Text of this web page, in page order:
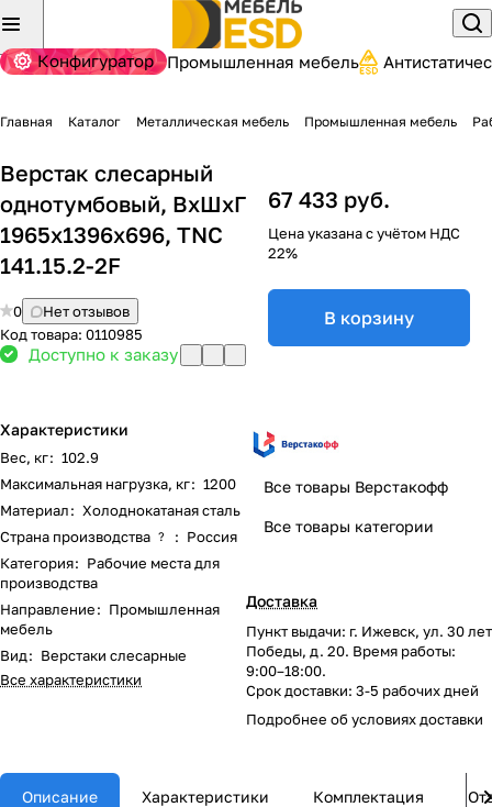
Конфигуратор Промышленная мебель
Главная Каталог Металлическая мебель Промышленная мебель
Верстак слесарный
однотумбовый, ВхШхГ
1965x1396x696, TNC
141.15.2-2F
0
Нет отзывов
Код товара: 0110985
Доступно к заказу
Характеристики
Вес, кг: 102.9
Максимальная нагрузка, кг: 1200
Материал: Холоднокатаная сталь
Страна производства ? : Россия
Категория: Рабочие места для
производства
Направление: Промышленная
мебель
Вид: Верстаки слесарные
Все характеристики
67 433 руб.
Цена указана с учётом НДС
22%
В корзину
Все товары Верстакофф
Все товары категории
Доставка
Пункт выдачи: г. Ижевск, ул. 30 лет
Победы, д. 20. Время работы:
9:00–18:00.
Срок доставки: 3-5 рабочих дней
Подробнее обусловиях доставки
Описание Характеристики Комплектация